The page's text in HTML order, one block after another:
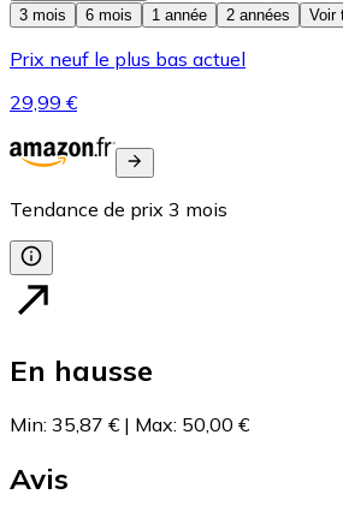
3 mois
6 mois 1 année 2 années Voir
Prix neuf le plus bas actuel
29,99 €
Tendance de prix 3 mois
En hausse
Min: 35,87 € | Max: 50,00 €
Avis